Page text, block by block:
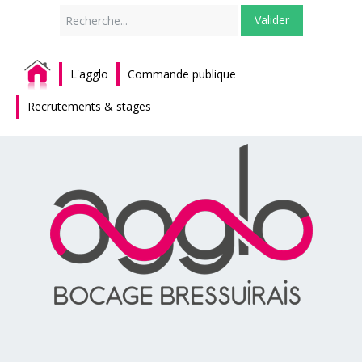
Valider
L'agglo Commande publique
Recrutements & stages